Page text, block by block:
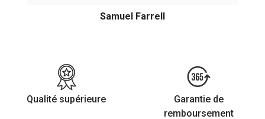
Samuel Farrell
Qualité supérieure
Garantie de
remboursement